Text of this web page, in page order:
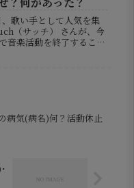
歌い手として人気を集
（サッチ） さんが、今
音楽活動を終了すること
病気(病名)何？活動休止